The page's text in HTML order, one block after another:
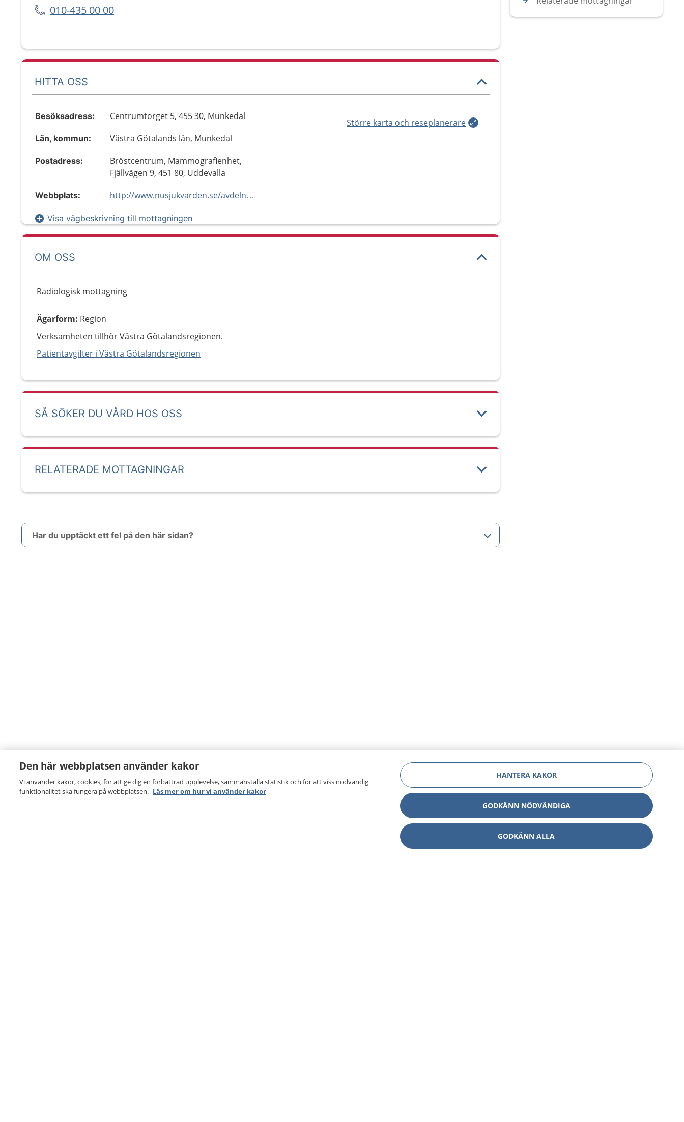
010-435 00 00
HITTA OSS
Större karta och reseplanerare
Besöksadress: Centrumtorget 5, 455 30, Munkedal
Län, kommun: Västra Götalands län, Munkedal
Postadress:
Bröstcentrum, Mammografienhet,
Fjällvägen 9, 451 80, Uddevalla
Webbplats: http://www.nusjukvarden.se/avdelningar-och-mottagningar/mammografienheten/
Visa vägbeskrivning till mottagningen
OM OSS
Radiologisk mottagning
Ägarform: Region
Verksamheten tillhör Västra Götalandsregionen.
Patientavgifter i Västra Götalandsregionen
SÅ SÖKER DU VÅRD HOS OSS
RELATERADE MOTTAGNINGAR
Har du upptäckt ett fel på den här sidan?
Den här webbplatsen använder kakor
Vi använder kakor, cookies, för att ge dig en förbättrad upplevelse, sammanställa statistik och för att viss nödvändig
funktionalitet ska fungera på webbplatsen. Läs mer om hur vi använder kakor
HANTERA KAKOR
GODKÄNN NÖDVÄNDIGA
GODKÄNN ALLA